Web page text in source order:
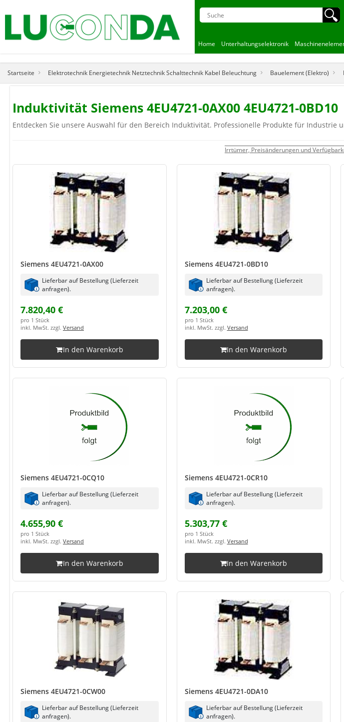
🔍︎
Home Unterhaltungselektronik
Startseite Elektrotechnik Energietechnik Netztechnik Schalttechnik Kabel Beleuchtung Bauelement (Elektro)
Induktivität Siemens 4EU4721-0AX00 4EU4721-0BD10
Entdecken Sie unsere Auswahl für den Bereich Induktivität. Professionelle Produkte für Industrie
Irrtümer, Preisänderungen und
Siemens 4EU4721-0AX00
Lieferbar auf Bestellung (Lieferzeit
anfragen).
7.820,40 €
pro 1 Stück
inkl. MwSt. zzgl. Versand
In den Warenkorb
Siemens 4EU4721-0BD10
Lieferbar auf Bestellung (Lieferzeit
anfragen).
7.203,00 €
pro 1 Stück
inkl. MwSt. zzgl. Versand
In den Warenkorb
Siemens 4EU4721-0CQ10
Lieferbar auf Bestellung (Lieferzeit
anfragen).
4.655,90 €
pro 1 Stück
inkl. MwSt. zzgl. Versand
In den Warenkorb
Siemens 4EU4721-0CR10
Lieferbar auf Bestellung (Lieferzeit
anfragen).
5.303,77 €
pro 1 Stück
inkl. MwSt. zzgl. Versand
In den Warenkorb
Siemens 4EU4721-0CW00
Lieferbar auf Bestellung (Lieferzeit
anfragen).
Siemens 4EU4721-0DA10
Lieferbar auf Bestellung (Lieferzeit
anfragen).